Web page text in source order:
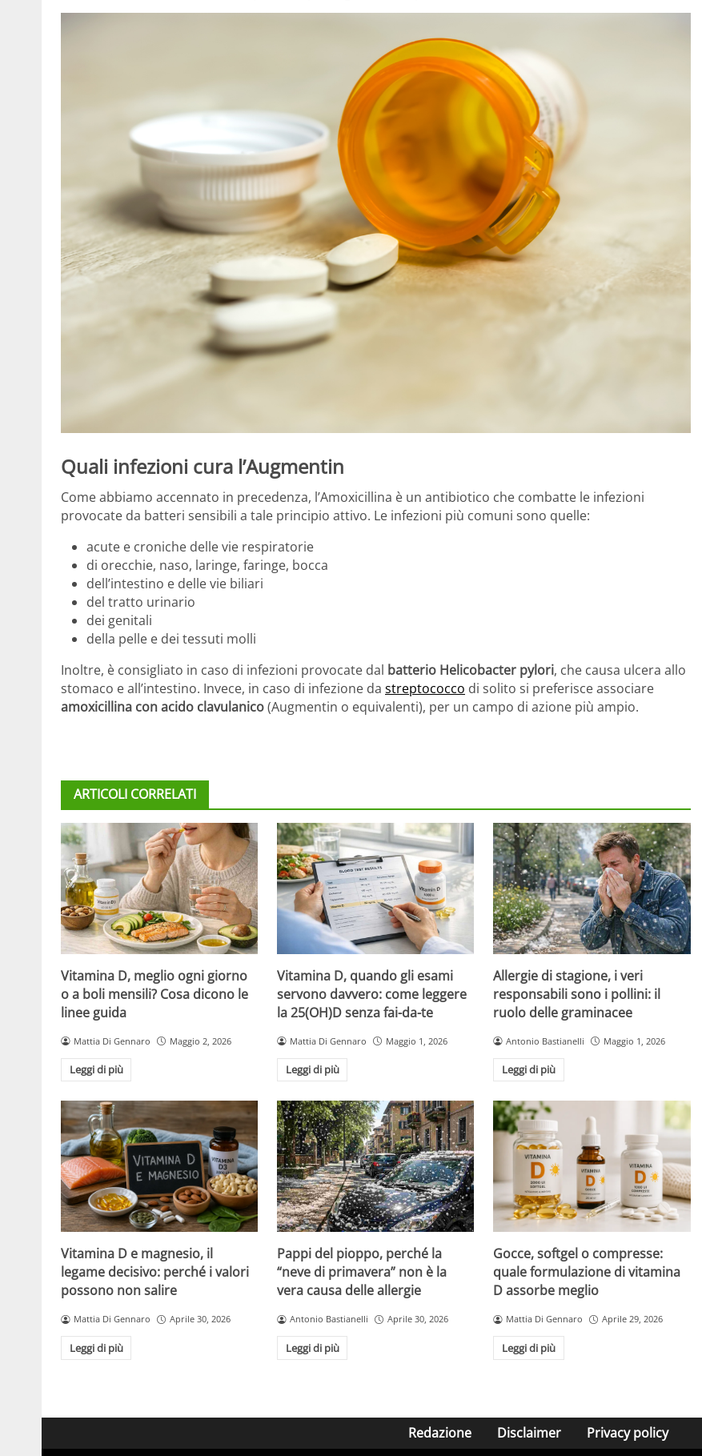
Quali infezioni cura l’Augmentin
Come abbiamo accennato in precedenza, l’Amoxicillina è un antibiotico che combatte le infezioni
provocate da batteri sensibili a tale principio attivo. Le infezioni più comuni sono quelle:
acute e croniche delle vie respiratorie
di orecchie, naso, laringe, faringe, bocca
dell’intestino e delle vie biliari
del tratto urinario
dei genitali
della pelle e dei tessuti molli
Inoltre, è consigliato in caso di infezioni provocate dal batterio Helicobacter pylori, che causa ulcera allo
stomaco e all’intestino. Invece, in caso di infezione da streptococco di solito si preferisce associare
amoxicillina con acido clavulanico(Augmentin o equivalenti), per un campo di azione più ampio.
ARTICOLI CORRELATI
Vitamina D, meglio ogni giorno
o a boli mensili? Cosa dicono le
linee guida
Mattia Di Gennaro Maggio 2, 2026
Leggi di più
Vitamina D, quando gli esami
servono davvero: come leggere
la 25(OH)D senza fai-da-te
Mattia Di Gennaro Maggio 1, 2026
Leggi di più
Allergie di stagione, i veri
responsabili sono i pollini: il
ruolo delle graminacee
Antonio Bastianelli Maggio 1, 2026
Leggi di più
Vitamina D e magnesio, il
legame decisivo: perché i valori
possono non salire
Mattia Di Gennaro Aprile 30, 2026
Leggi di più
Pappi del pioppo, perché la
“neve di primavera” non è la
vera causa delle allergie
Antonio Bastianelli Aprile 30, 2026
Leggi di più
Gocce, softgel o compresse:
quale formulazione di vitamina
D assorbe meglio
Mattia Di Gennaro Aprile 29, 2026
Leggi di più
Redazione Disclaimer Privacy policy